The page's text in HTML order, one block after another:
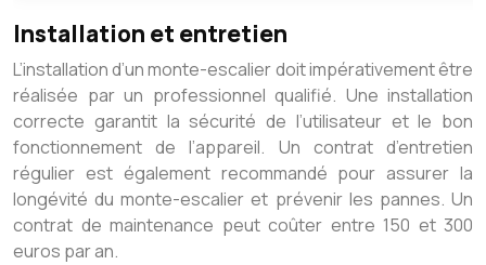
Installation et entretien
L’installation d’un monte-escalier doit impérativement être
réalisée par un professionnel qualifié. Une installation
correcte garantit la sécurité de l’utilisateur et le bon
fonctionnement de l’appareil. Un contrat d’entretien
régulier est également recommandé pour assurer la
longévité du monte-escalier et prévenir les pannes. Un
contrat de maintenance peut coûter entre 150 et 300
euros par an.